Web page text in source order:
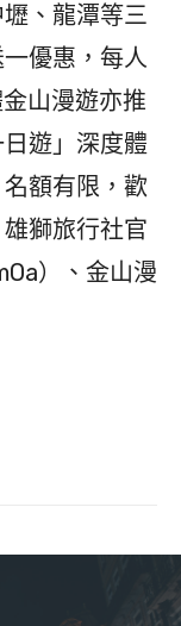
、龍潭等三
優惠，每人
山漫遊亦推
遊」深度體
額有限，歡
獅旅行社官
）、金山漫